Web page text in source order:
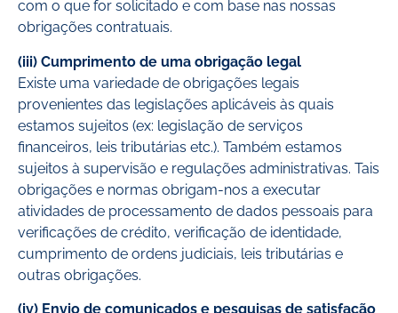
com o que for solicitado e com base nas nossas
obrigações contratuais.
(iii) Cumprimento de uma obrigação legal
Existe uma variedade de obrigações legais
provenientes das legislações aplicáveis às quais
estamos sujeitos (ex: legislação de serviços
financeiros, leis tributárias etc.). Também estamos
sujeitos à supervisão e regulações administrativas. Tais
obrigações e normas obrigam-nos a executar
atividades de processamento de dados pessoais para
verificações de crédito, verificação de identidade,
cumprimento de ordens judiciais, leis tributárias e
outras obrigações.
(iv) Envio de comunicados e pesquisas de satisfação